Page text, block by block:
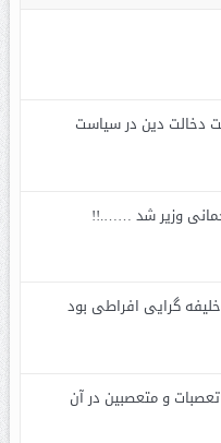
دخالت دین در سیاست
وزیر شد …….!!
گرایی افراطی بود
و متعصبین در آن